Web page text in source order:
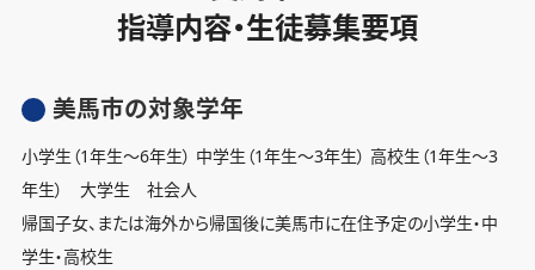
指導内容・生徒募集要項
美馬市の対象学年
小学生（1年生〜6年生） 中学生（1年生〜3年生） 高校生（1年生〜3
年生） 大学生 社会人
帰国子女、または海外から帰国後に美馬市に在住予定の小学生・中
学生・高校生